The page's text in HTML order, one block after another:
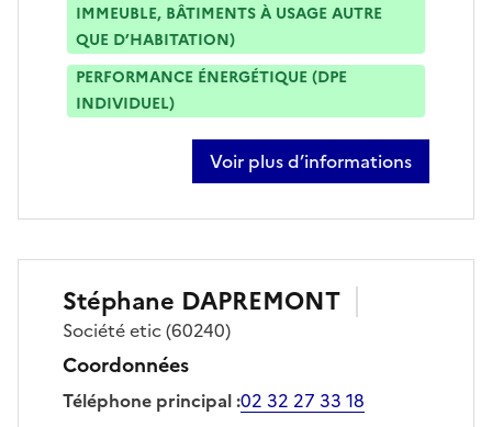
IMMEUBLE, BÂTIMENTS À USAGE AUTRE
QUE D’HABITATION)
PERFORMANCE ÉNERGÉTIQUE (DPE
INDIVIDUEL)
Voir plus d’informations
sur stéphane dapremont
Stéphane DAPREMONT
Sociétéetic(60240)
Coordonnées
Téléphone principal:02 32 27 33 18